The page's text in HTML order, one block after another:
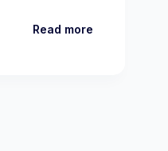
Read more